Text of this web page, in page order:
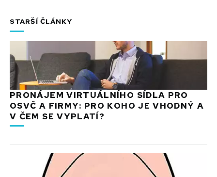
STARŠÍ ČLÁNKY
PRONÁJEM VIRTUÁLNÍHO SÍDLA PRO
OSVČ A FIRMY: PRO KOHO JE VHODNÝ A
V ČEM SE VYPLATÍ?